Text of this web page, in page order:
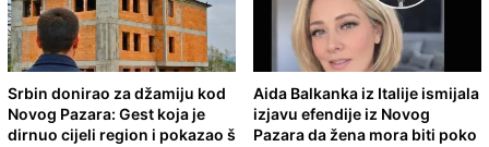
Srbin donirao za džamiju kod
Novog Pazara: Gest koja je
dirnuo cijeli region i pokazao š
Aida Balkanka iz Italije ismijala
izjavu efendije iz Novog
Pazara da žena mora biti poko